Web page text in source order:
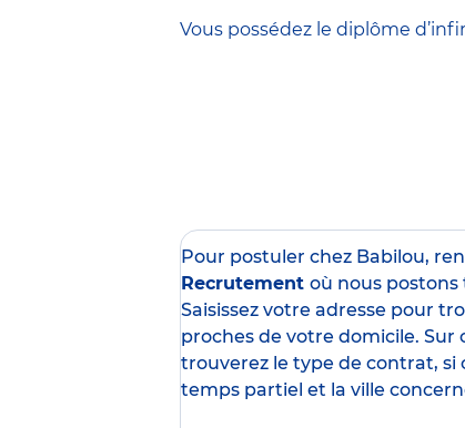
Vous possédez le diplôme
Pour postuler chez Babilou,
Recrutement où nous postons
Saisissez votre adresse pour
proches de votre domicile. Sur
trouverez le type de contrat, si
temps partiel et la ville